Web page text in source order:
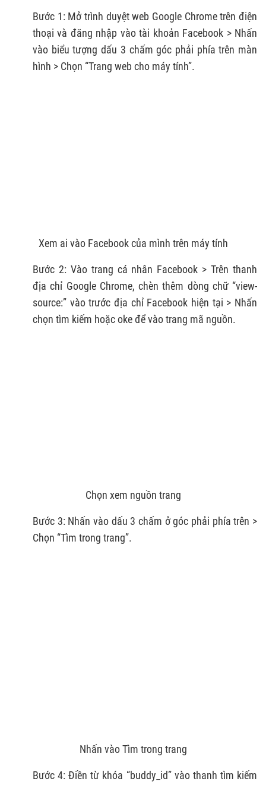
Bước 1: Mở trình duyệt web Google Chrome trên điện
thoại và đăng nhập vào tài khoản Facebook > Nhấn
vào biểu tượng dấu 3 chấm góc phải phía trên màn
hình > Chọn “Trang web cho máy tính”.
Xem ai vào Facebook của mình trên máy tính
Bước 2: Vào trang cá nhân Facebook > Trên thanh
địa chỉ Google Chrome, chèn thêm dòng chữ “view-
source:” vào trước địa chỉ Facebook hiện tại > Nhấn
chọn tìm kiếm hoặc oke để vào trang mã nguồn.
Chọn xem nguồn trang
Bước 3: Nhấn vào dấu 3 chấm ở góc phải phía trên >
Chọn “Tìm trong trang”.
Nhấn vào Tìm trong trang
Bước 4: Điền từ khóa “buddy_id” vào thanh tìm kiếm